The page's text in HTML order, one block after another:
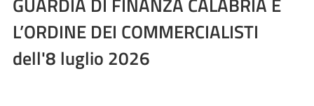
GUARDIA DI FINANZA CALABRIA E
L’ORDINE DEI COMMERCIALISTI
dell'8 luglio 2026